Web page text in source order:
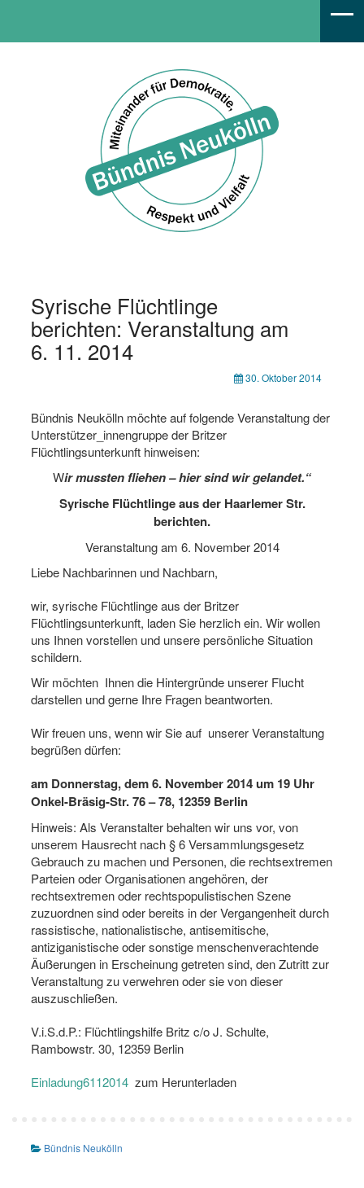
Syrische Flüchtlinge
berichten: Veranstaltung am
6. 11. 2014
30. Oktober 2014
Bündnis Neukölln möchte auf folgende Veranstaltung der
Unterstützer_innengruppe der Britzer
Flüchtlingsunterkunft hinweisen:
Wir mussten fliehen – hier sind wir gelandet.“
Syrische Flüchtlinge aus der Haarlemer Str.
berichten.
Veranstaltung am 6. November 2014
Liebe Nachbarinnen und Nachbarn,
wir, syrische Flüchtlinge aus der Britzer
Flüchtlingsunterkunft, laden Sie herzlich ein. Wir wollen
uns Ihnen vorstellen und unsere persönliche Situation
schildern.
Wir möchten Ihnen die Hintergründe unserer Flucht
darstellen und gerne Ihre Fragen beantworten.
Wir freuen uns, wenn wir Sie auf unserer Veranstaltung
begrüßen dürfen:
am Donnerstag, dem 6. November 2014 um 19 Uhr
Onkel-Bräsig-Str. 76 – 78, 12359 Berlin
Hinweis: Als Veranstalter behalten wir uns vor, von
unserem Hausrecht nach § 6 Versammlungsgesetz
Gebrauch zu machen und Personen, die rechtsextremen
Parteien oder Organisationen angehören, der
rechtsextremen oder rechtspopulistischen Szene
zuzuordnen sind oder bereits in der Vergangenheit durch
rassistische, nationalistische, antisemitische,
antiziganistische oder sonstige menschenverachtende
Äußerungen in Erscheinung getreten sind, den Zutritt zur
Veranstaltung zu verwehren oder sie von dieser
auszuschließen.
V.i.S.d.P.: Flüchtlingshilfe Britz c/o J. Schulte,
Rambowstr. 30, 12359 Berlin
Einladung6112014zum Herunterladen
Bündnis Neukölln